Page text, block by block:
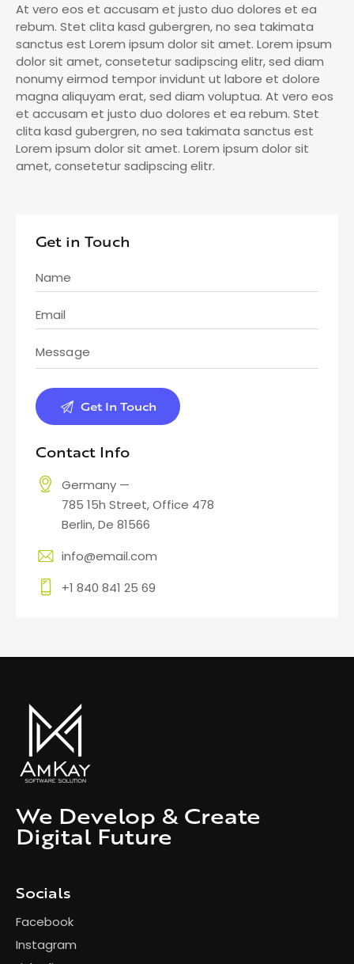
At vero eos et accusam et justo duo dolores et ea
rebum. Stet clita kasd gubergren, no sea takimata
sanctus est Lorem ipsum dolor sit amet. Lorem ipsum
dolor sit amet, consetetur sadipscing elitr, sed diam
nonumy eirmod tempor invidunt ut labore et dolore
magna aliquyam erat, sed diam voluptua. At vero eos
et accusam et justo duo dolores et ea rebum. Stet
clita kasd gubergren, no sea takimata sanctus est
Lorem ipsum dolor sit amet. Lorem ipsum dolor sit
amet, consetetur sadipscing elitr.
Get in Touch
Contact Info
Germany —
785 15h Street, Office 478
Berlin, De 81566
info@email.com
+1 840 841 25 69
We Develop & Create
Digital Future
Socials
Facebook
Instagram